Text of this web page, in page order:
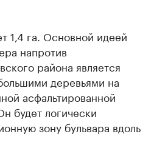
1,4 га. Основной идеей
напротив
района является
деревьями на
асфальтированной
будет логически
зону бульвара вдоль